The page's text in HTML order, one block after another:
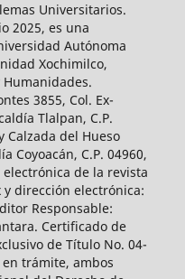
Universitarios.
2025, es una
Autónoma
Xochimilco,
Humanidades.
3855, Col. Ex-
Tlalpan, C.P.
Calzada del Hueso
Coyoacán, C.P. 04960,
electrónica de la revista
dirección electrónica:
Responsable:
Certificado de
de Título No. 04-
en trámite, ambos